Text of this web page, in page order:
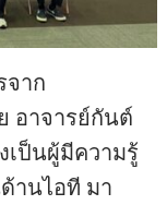
จาก
อาจารย์กันต์
ป็นผู้มีความรู้
านไอที มา